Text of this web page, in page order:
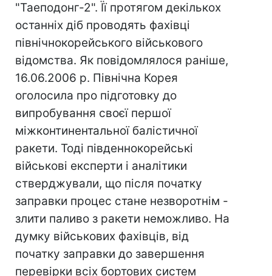
"Таеподонг-2". Її протягом декількох
останніх діб проводять фахівці
північнокорейського військового
відомства. Як повідомлялося раніше,
16.06.2006 р. Північна Корея
оголосила про підготовку до
випробування своєї першої
міжконтинентальної балістичної
ракети. Тоді південнокорейські
військові експерти і аналітики
стверджували, що після початку
заправки процес стане незворотнім -
злити паливо з ракети неможливо. На
думку військових фахівців, від
початку заправки до завершення
перевірки всіх бортових систем